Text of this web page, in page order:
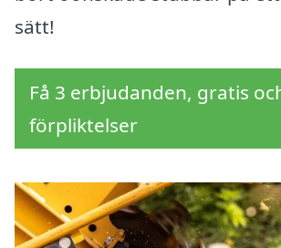
sätt!
Få 3 erbjudanden, gratis
förpliktelser